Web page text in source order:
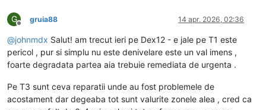
G
Deconectat
gruia88 14 apr. 2026, 02:36
@johnmdx Salut! am trecut ieri pe Dex12 - e jale pe T1 este
pericol , pur si simplu nu este denivelare este un val imens ,
foarte degradata partea aia trebuie remediata de urgenta .
Pe T3 sunt ceva reparatii unde au fost problemele de
acostament dar degeaba tot sunt valurite zonele alea , cred ca